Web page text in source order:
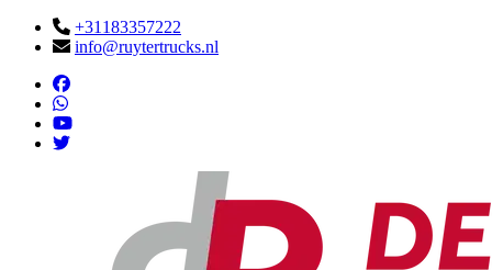
+31183357222
info@ruytertrucks.nl